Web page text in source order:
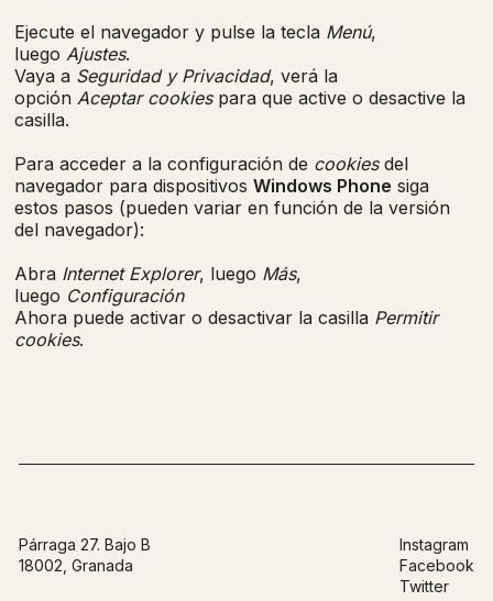
Ejecute el navegador y pulse la tecla Menú,
luego Ajustes.
Vaya a Seguridad y Privacidad, verá la
opción Aceptar cookiespara que active o desactive la
casilla.
Para acceder a la configuración de cookiesdel
navegador para dispositivosWindows Phone siga
estos pasos (pueden variar en función de la versión
del navegador):
Abra Internet Explorer, luego Más,
luego Configuración
Ahora puede activar o desactivar la casilla Permitir
cookies.
Párraga 27. Bajo B
18002, Granada
Instagram
Facebook
Twitter